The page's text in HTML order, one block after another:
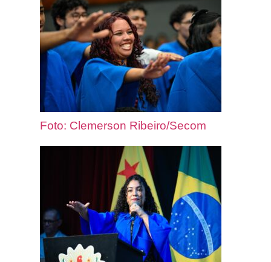
Foto: Clemerson Ribeiro/Secom